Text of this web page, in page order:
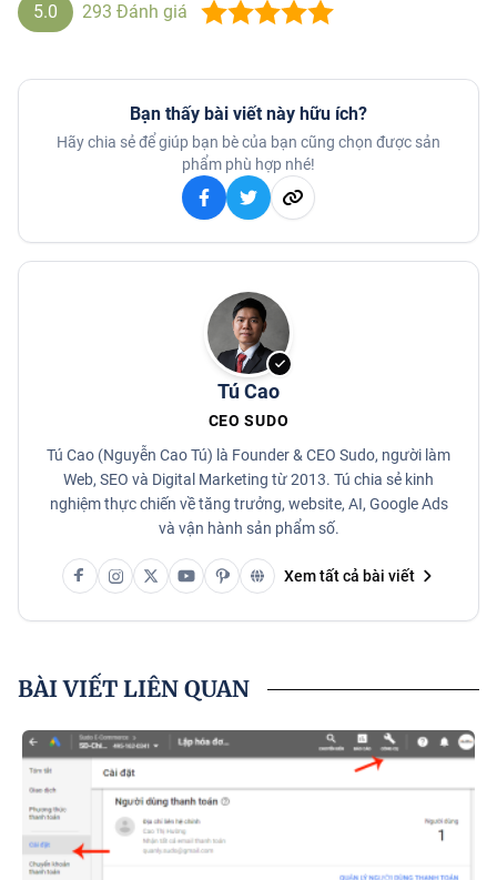
5.0 293 Đánh giá
Bạn thấy bài viết này hữu ích?
Hãy chia sẻ để giúp bạn bè của bạn cũng chọn được sản
phẩm phù hợp nhé!
Tú Cao
CEO SUDO
Tú Cao (Nguyễn Cao Tú) là Founder & CEO Sudo, người làm
Web, SEO và Digital Marketing từ 2013. Tú chia sẻ kinh
nghiệm thực chiến về tăng trưởng, website, AI, Google Ads
và vận hành sản phẩm số.
Xem tất cả bài viết
BÀI VIẾT LIÊN QUAN